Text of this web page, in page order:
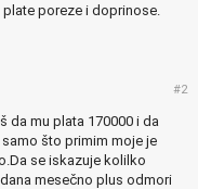
poreze i doprinose.
#2
da mu plata 170000 i da
što primim moje je
se iskazuje kolilko
mesečno plus odmori